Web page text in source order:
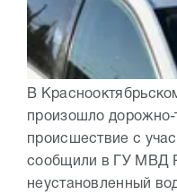
В
произошло дорожно-
происшествие с
сообщили в ГУ МВД
неустановленный